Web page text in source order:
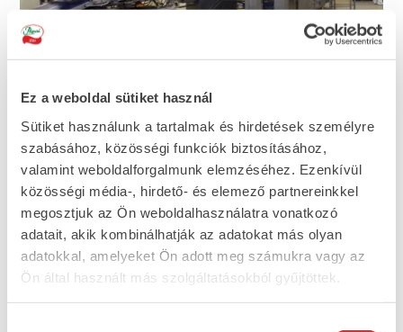
Ez a weboldal sütiket használ
Sütiket használunk a tartalmak és hirdetések személyre
szabásához, közösségi funkciók biztosításához,
valamint weboldalforgalmunk elemzéséhez. Ezenkívül
közösségi média-, hirdető- és elemező partnereinkkel
megosztjuk az Ön weboldalhasználatra vonatkozó
adatait, akik kombinálhatják az adatokat más olyan
adatokkal, amelyeket Ön adott meg számukra vagy az
Ön által használt más szolgáltatásokból gyűjtöttek.
csomagológép